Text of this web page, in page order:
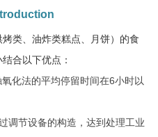
类、油炸类糕点、月饼）的食
合以下优点：
化法的平均停留时间在6小时以
调节设备的构造，达到处理工业